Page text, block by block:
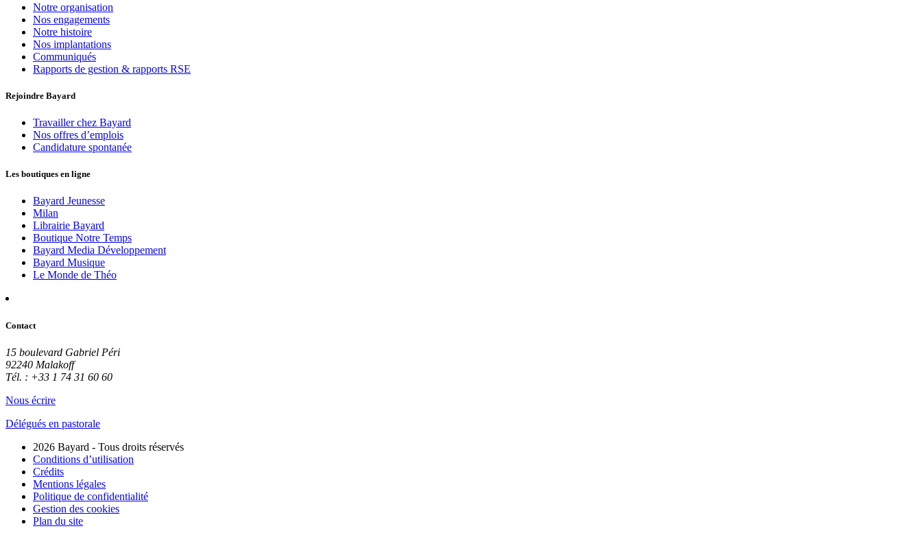
Notre organisation
Nos engagements
Notre histoire
Nos implantations
Communiqués
Rapports de gestion & rapports RSE
Rejoindre Bayard
Travailler chez Bayard
Nos offres d’emplois
Candidature spontanée
Les boutiques en ligne
Bayard Jeunesse
Milan
Librairie Bayard
Boutique Notre Temps
Bayard Media Développement
Bayard Musique
Le Monde de Théo
Contact
15 boulevard Gabriel Péri
92240 Malakoff
Tél. : +33 1 74 31 60 60
Nous écrire
Délégués en pastorale
2026 Bayard - Tous droits réservés
Conditions d’utilisation
Crédits
Mentions légales
Politique de confidentialité
Gestion des cookies
Plan du site